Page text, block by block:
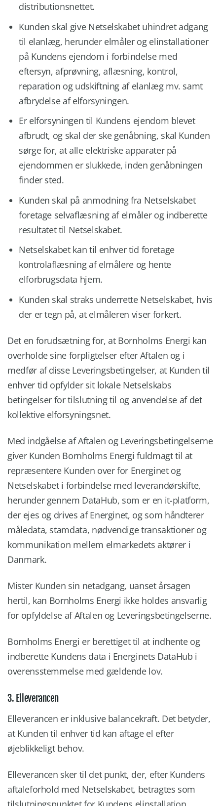
distributionsnettet.
Kunden skal give Netselskabet uhindret adgang
til elanlæg, herunder elmåler og elinstallationer
på Kundens ejendom i forbindelse med
eftersyn, afprøvning, aflæsning, kontrol,
reparation og udskiftning af elanlæg mv. samt
afbrydelse af elforsyningen.
Er elforsyningen til Kundens ejendom blevet
afbrudt, og skal der ske genåbning, skal Kunden
sørge for, at alle elektriske apparater på
ejendommen er slukkede, inden genåbningen
finder sted.
Kunden skal på anmodning fra Netselskabet
foretage selvaflæsning af elmåler og indberette
resultatet til Netselskabet.
Netselskabet kan til enhver tid foretage
kontrolaflæsning af elmålere og hente
elforbrugsdata hjem.
Kunden skal straks underrette Netselskabet, hvis
der er tegn på, at elmåleren viser forkert.
Det en forudsætning for, at Bornholms Energi kan
overholde sine forpligtelser efter Aftalen og i
medfør af disse Leveringsbetingelser, at Kunden til
enhver tid opfylder sit lokale Netselskabs
betingelser for tilslutning til og anvendelse af det
kollektive elforsyningsnet.
Med indgåelse af Aftalen og Leveringsbetingelserne
giver Kunden Bornholms Energi fuldmagt til at
repræsentere Kunden over for Energinet og
Netselskabet i forbindelse med leverandørskifte,
herunder gennem DataHub, som er en it-platform,
der ejes og drives af Energinet, og som håndterer
måledata, stamdata, nødvendige transaktioner og
kommunikation mellem elmarkedets aktører i
Danmark.
Mister Kunden sin netadgang, uanset årsagen
hertil, kan Bornholms Energi ikke holdes ansvarlig
for opfyldelse af Aftalen og Leveringsbetingelserne.
Bornholms Energi er berettiget til at indhente og
indberette Kundens data i Energinets DataHub i
overensstemmelse med gældende lov.
3. Elleverancen
Elleverancen er inklusive balancekraft. Det betyder,
at Kunden til enhver tid kan aftage el efter
øjeblikkeligt behov.
Elleverancen sker til det punkt, der, efter Kundens
aftaleforhold med Netselskabet, betragtes som